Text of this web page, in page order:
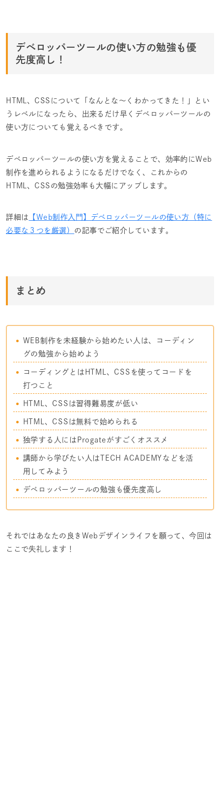
デベロッパーツールの使い方の勉強も優
先度高し！
HTML、CSSについて「なんとな～くわかってきた！」とい
うレベルになったら、出来るだけ早くデベロッパーツールの
使い方についても覚えるべきです。
デベロッパーツールの使い方を覚えることで、効率的にWeb
制作を進められるようになるだけでなく、これからの
HTML、CSSの勉強効率も大幅にアップします。
詳細は 【Web制作入門】デベロッパーツールの使い方（特に
必要な３つを厳選） の記事でご紹介しています。
まとめ
WEB制作を未経験から始めたい人は、コーディン
グの勉強から始めよう
コーディングとはHTML、CSSを使ってコードを
打つこと
HTML、CSSは習得難易度が低い
HTML、CSSは無料で始められる
独学する人には Progate がすごくオススメ
講師から学びたい人は TECH ACADEMY などを活
用してみよう
デベロッパーツールの勉強も優先度高し
それではあなたの良きWebデザインライフを願って、今回は
ここで失礼します！